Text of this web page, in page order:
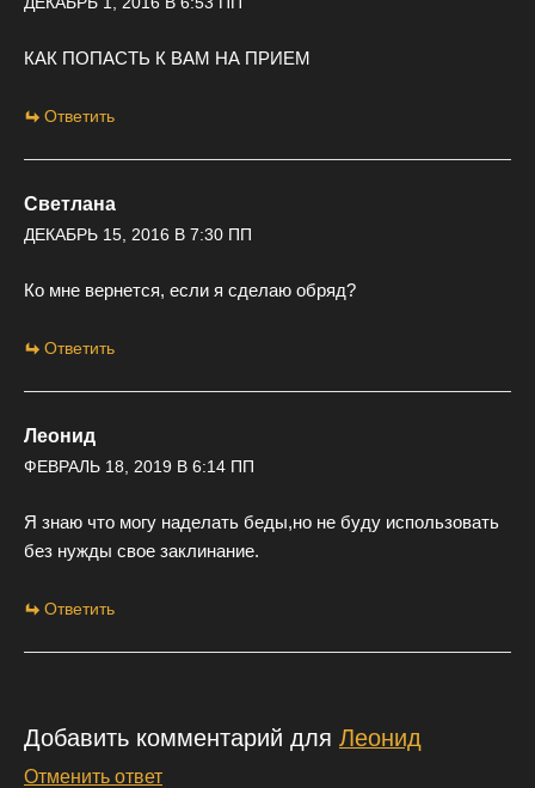
КАК ПОПАСТЬ К ВАМ НА ПРИЕМ
Ответить
Светлана
ДЕКАБРЬ 15, 2016 В 7:30 ПП
Ко мне вернется, если я сделаю обряд?
Ответить
Леонид
ФЕВРАЛЬ 18, 2019 В 6:14 ПП
Я знаю что могу наделать беды,но не буду использовать
без нужды свое заклинание.
Ответить
Добавить комментарий для Леонид
Отменить ответ